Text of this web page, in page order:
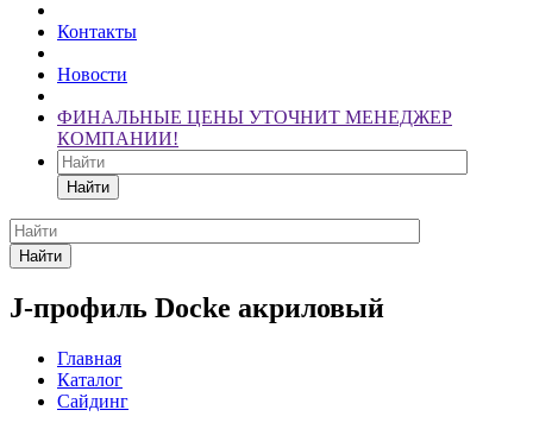
Контакты
Новости
ФИНАЛЬНЫЕ ЦЕНЫ УТОЧНИТ МЕНЕДЖЕР
КОМПАНИИ!
Найти
Найти
J-профиль Docke акриловый
Главная
Каталог
Сайдинг